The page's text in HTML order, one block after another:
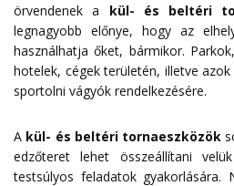
örvendenek a kül- és beltéri
legnagyobb előnye, hogy az
használhatja őket, bármikor.
hotelek, cégek területén, illetve
sportolni vágyók rendelkezésére.
A kül- és beltéri tornaeszközök
edzőteret lehet összeállítani
testsúlyos feladatok gyakorlására.